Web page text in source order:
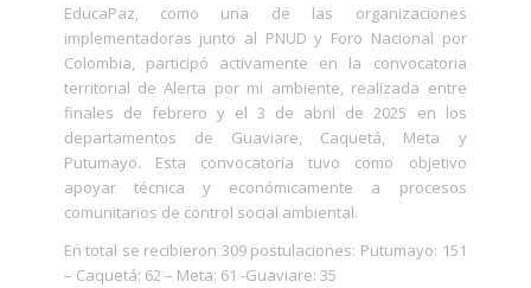
EducaPaz, como una de las organizaciones
implementadoras junto al PNUD y Foro Nacional por
Colombia, participó activamente en la convocatoria
territorial de Alerta por mi ambiente, realizada entre
finales de febrero y el 3 de abril de 2025 en los
departamentos de Guaviare, Caquetá, Meta y
Putumayo. Esta convocatoria tuvo como objetivo
apoyar técnica y económicamente a procesos
comunitarios de control social ambiental.
En total se recibieron 309 postulaciones: Putumayo: 151
– Caquetá: 62 – Meta: 61 -Guaviare: 35